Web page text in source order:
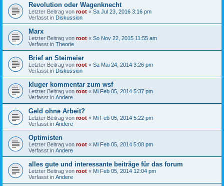
Revolution oder Wagenknecht
Letzter Beitrag von root « Sa Jul 23, 2016 3:16 pm
Verfasst in Diskussion
Marx
Letzter Beitrag von root « So Nov 22, 2015 11:55 am
Verfasst in Theorie
Brief an Steimeier
Letzter Beitrag von root « Sa Mai 24, 2014 3:26 pm
Verfasst in Diskussion
kluger kommentar zum wsf
Letzter Beitrag von root « Mi Feb 05, 2014 5:37 pm
Verfasst in Andere
Geld ohne Arbeit?
Letzter Beitrag von root « Mi Feb 05, 2014 5:22 pm
Verfasst in Andere
Optimisten
Letzter Beitrag von root « Mi Feb 05, 2014 5:08 pm
Verfasst in Andere
alles gute und interessante beiträge für das forum
Letzter Beitrag von root « Mi Feb 05, 2014 12:04 pm
Verfasst in Andere